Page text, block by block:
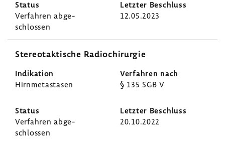
Verfahren abge­
schlossen
12.05.2023
Stereotak­ti­sche Radio­chir­urgie
Hirn­me­ta­stasen § 135 SGB V
Verfahren abge­
schlossen
20.10.2022